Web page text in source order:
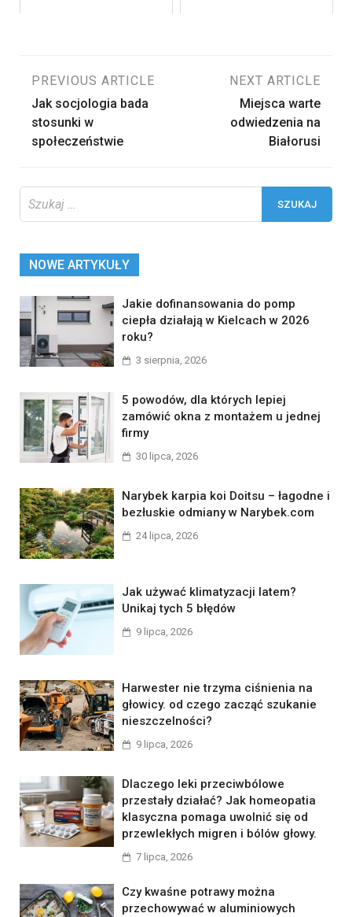
Nawigacja
wpisu
PREVIOUS ARTICLE
Jak socjologia bada
stosunki w
społeczeństwie
NEXT ARTICLE
Miejsca warte
odwiedzenia na
Białorusi
NOWE ARTYKUŁY
Jakie dofinansowania do pomp
ciepła działają w Kielcach w 2026
roku?
3 sierpnia, 2026
5 powodów, dla których lepiej
zamówić okna z montażem u jednej
firmy
30 lipca, 2026
Narybek karpia koi Doitsu – łagodne i
bezłuskie odmiany w Narybek.com
24 lipca, 2026
Jak używać klimatyzacji latem?
Unikaj tych 5 błędów
9 lipca, 2026
Harwester nie trzyma ciśnienia na
głowicy. od czego zacząć szukanie
nieszczelności?
9 lipca, 2026
Dlaczego leki przeciwbólowe
przestały działać? Jak homeopatia
klasyczna pomaga uwolnić się od
przewlekłych migren i bólów głowy.
7 lipca, 2026
Czy kwaśne potrawy można
przechowywać w aluminiowych